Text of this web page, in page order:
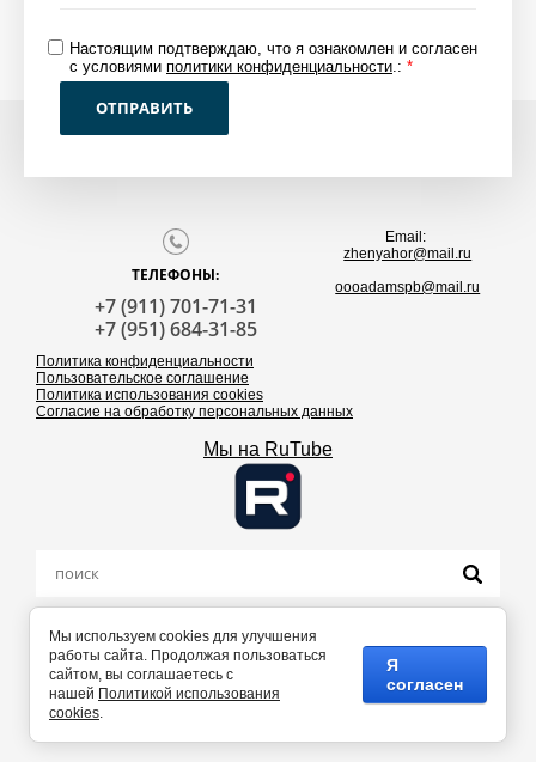
Настоящим подтверждаю, что я ознакомлен и согласен
с условиями политики конфиденциальности .: *
ОТПРАВИТЬ
ТЕЛЕФОНЫ:
+7 (911) 701-71-31
+7 (951) 684-31-85
Email:
zhenyahor@mail.ru
oooadamspb@mail.ru
Политика конфиденциальности
Пользовательское соглашение
Политика использования cookies
Согласие на обработку персональных данных
Мы на RuTube
СОЗДАТЬ САЙТ В МЕГАГРУПП.РУ
Мы используем cookies для улучшения
работы сайта. Продолжая пользоваться
сайтом, вы соглашаетесь с
нашей Политикой использования
cookies.
Я
согласен